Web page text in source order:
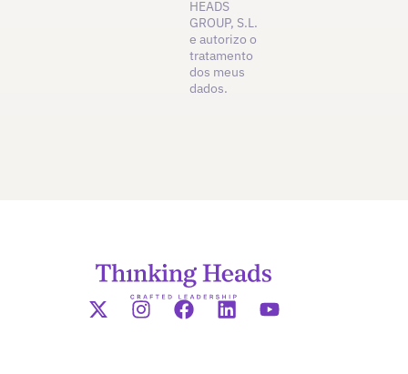
HEADS
GROUP, S.L.
e autorizo o
tratamento
dos meus
dados.